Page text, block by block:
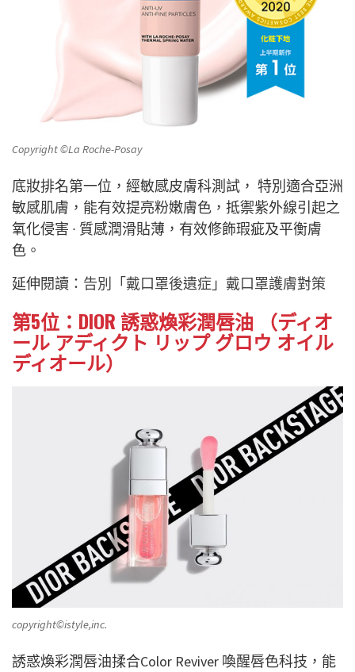
Copyright ©La Roche-Posay
底妝排名第一位，經敏感皮膚科測試， 特別適合亞洲
敏感肌膚，能有效提亮粉嫩膚色，抵禦紫外線引起之
氧化侵害 ∙ 質感潤滑貼薄，有效修飾瑕疵及平衡膚
色。
延伸閱讀： 告別「戴口罩後遺症」戴口罩護膚對策
第5位：DIOR 誘惑煥彩潤唇油 （ディオ
ール アディクト リップ グロウ オイル
ディオール）
copyright©istyle,inc.
誘惑煥彩潤唇油揉合Color Reviver 喚醒唇色科技，能